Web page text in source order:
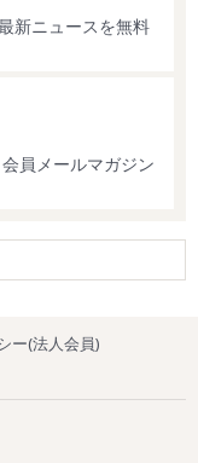
新ニュースを無料
員メールマガジン
ー(法人会員)